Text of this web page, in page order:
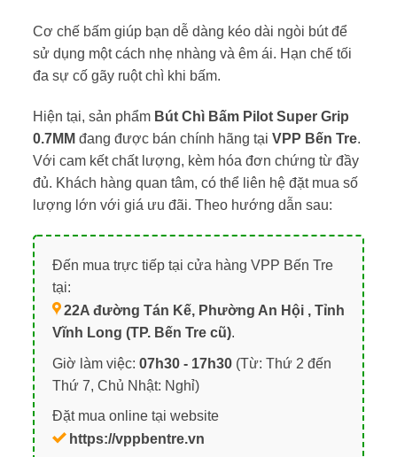
Cơ chế bấm giúp bạn dễ dàng kéo dài ngòi bút để
sử dụng một cách nhẹ nhàng và êm ái. Hạn chế tối
đa sự cố gãy ruột chì khi bấm.
Hiện tại, sản phẩm Bút Chì Bấm Pilot Super Grip
0.7MM đang được bán chính hãng tại VPP Bến Tre.
Với cam kết chất lượng, kèm hóa đơn chứng từ đầy
đủ. Khách hàng quan tâm, có thể liên hệ đặt mua số
lượng lớn với giá ưu đãi. Theo hướng dẫn sau:
Đến mua trực tiếp tại cửa hàng VPP Bến Tre
tại:
22A đường Tán Kế, Phường An Hội , Tỉnh
Vĩnh Long (TP. Bến Tre cũ).
Giờ làm việc: 07h30 - 17h30(Từ: Thứ 2 đến
Thứ 7, Chủ Nhật: Nghỉ)
Đặt mua online tại website
https://vppbentre.vn